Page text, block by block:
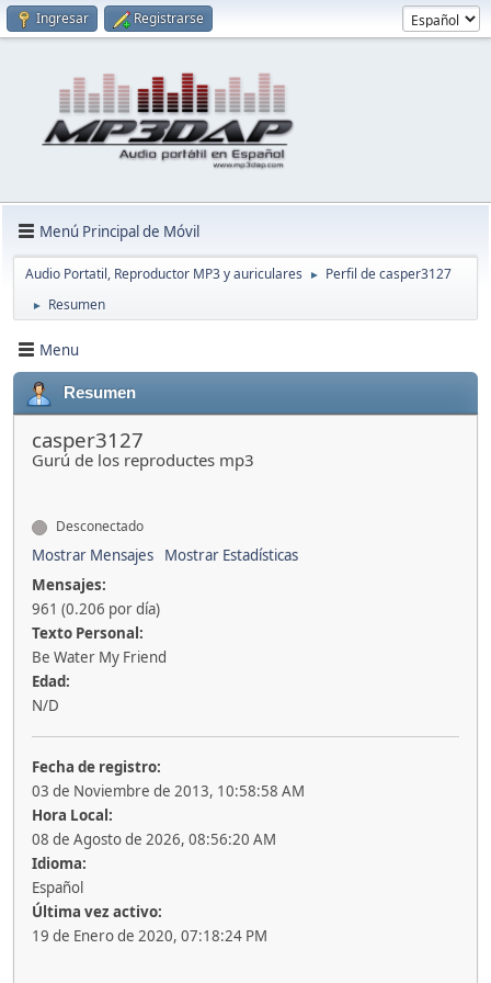
Ingresar Registrarse
Menú Principal de Móvil
Audio Portatil, Reproductor MP3 y auriculares ► Perfil de casper3127
► Resumen
Menu
Resumen
casper3127
Gurú de los reproductes mp3
Desconectado
Mostrar Mensajes
Mostrar Estadísticas
Mensajes:
961 (0.206 por día)
Texto Personal:
Be Water My Friend
Edad:
N/D
Fecha de registro:
03 de Noviembre de 2013, 10:58:58 AM
Hora Local:
08 de Agosto de 2026, 08:56:20 AM
Idioma:
Español
Última vez activo:
19 de Enero de 2020, 07:18:24 PM